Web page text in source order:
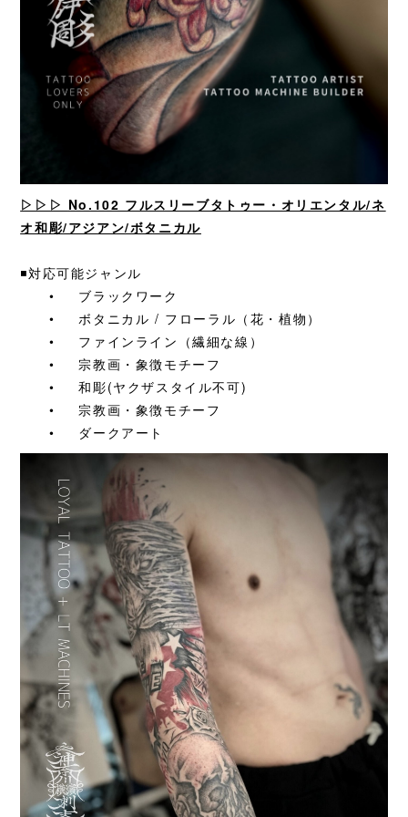
▷▷▷ No.102 フルスリーブタトゥー・オリエンタル/ネ
オ和彫/アジアン/ボタニカル
◾️対応可能ジャンル
•
ブラックワーク
•
ボタニカル / フローラル（花・植物）
•
ファインライン（繊細な線）
•
宗教画・象徴モチーフ
•
和彫(ヤクザスタイル不可)
•
宗教画・象徴モチーフ
•
ダークアート